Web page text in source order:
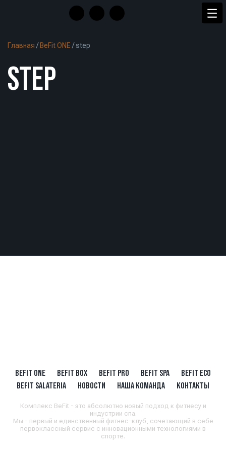
Главная / BeFit ONE /step
STEP
BEFIT ONE BEFIT BOX BEFIT PRO BEFIT SPA
BEFIT ECO
BEFIT SALATERIA
НОВОСТИ НАША КОМАНДА КОНТАКТЫ
Комплекс BeFit - это абсолютно новый подход к фитнесу и
индустрии спа.
Мы - первый и единственный фитнес-клуб, сочетающий в себе
первоклассный сервис с инновационными технологиями в
спорте.